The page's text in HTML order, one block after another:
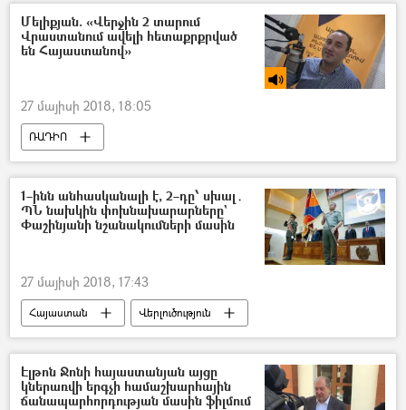
Մելիքյան. «Վերջին 2 տարում
Վրաստանում ավելի հետաքրքրված
են Հայաստանով»
27 մայիսի 2018, 18:05
ՌԱԴԻՈ
Հայաստան–Վրաստան համագործակցություն
1–ինն անհասկանալի է, 2–դը՝ սխալ․
ՊՆ նախկին փոխնախարարները`
Փաշինյանի նշանակումների մասին
27 մայիսի 2018, 17:43
Հայաստան
Վերլուծություն
Նիկոլ Փաշինյան
Էլթոն Ջոնի հայաստանյան այցը
կներառվի երգչի համաշխարհային
ճանապարհորդության մասին ֆիլմում